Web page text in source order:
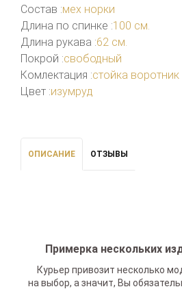
Состав :мех норки
Длина по спинке :100 см.
Длина рукава :62 см.
Покрой :свободный
Комлектация :стойка воротник
Цвет :изумруд
ОПИСАНИЕ ОТЗЫВЫ
Примерка нескольких
Курьер привозит несколько
на выбор, а значит, Вы